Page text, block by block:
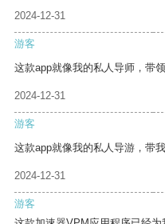
2024-12-31
游客
这款app就像我的私人导师，带
2024-12-31
游客
这款app就像我的私人导游，带
2024-12-31
游客